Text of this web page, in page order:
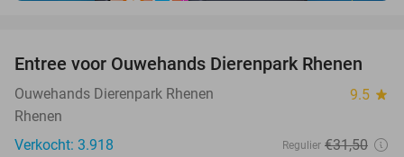
19%
Entree voor Ouwehands Dierenpark Rhenen
Ouwehands Dierenpark Rhenen 9.5 star
Rhenen
Verkocht: 3.918
Regulier €31,50